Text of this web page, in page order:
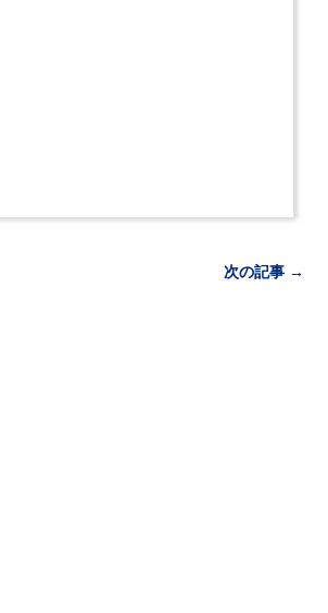
次の記事 →